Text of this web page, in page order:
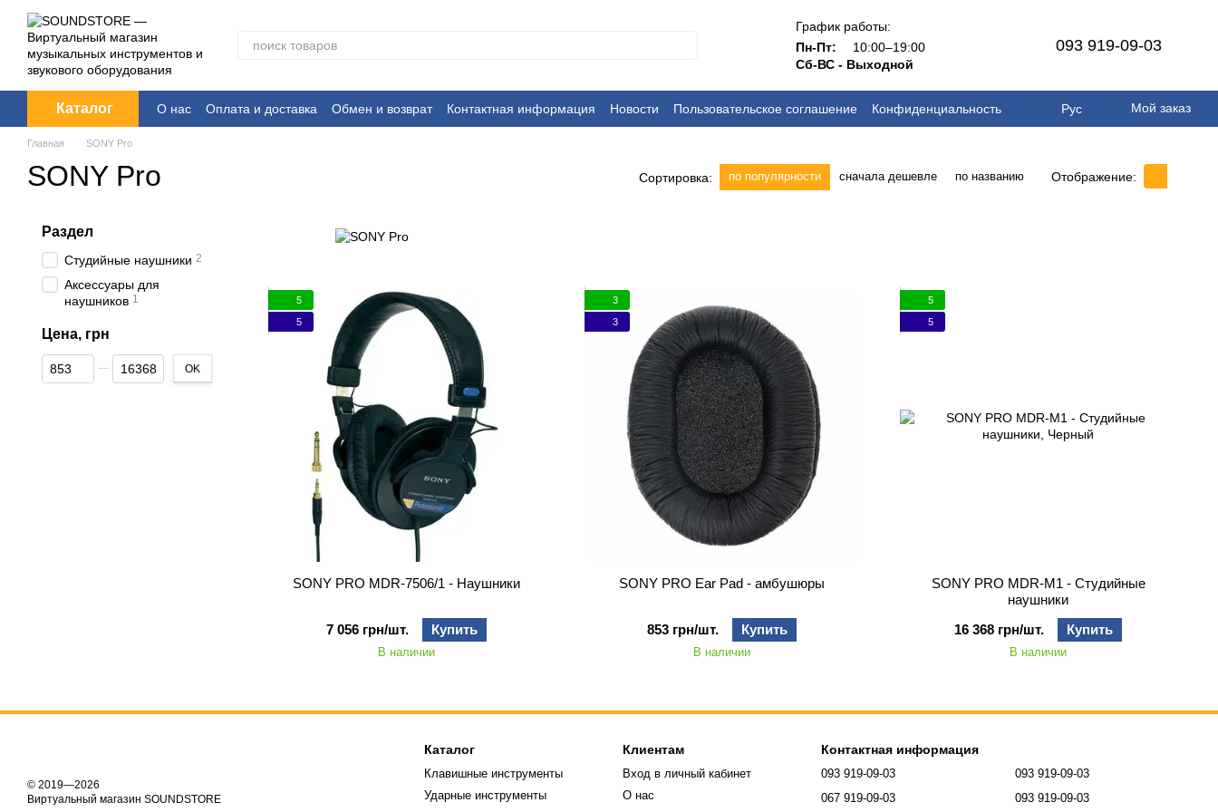
Перейти к основному контенту
График работы:
Пн-Пт:
10:00–19:00
Сб-ВС - Выходной
093 919-09-03
Каталог О нас Оплата и доставка Обмен и возврат Контактная информация Новости Пользовательское соглашение Конфиденциальность Рус Мой заказ
Главная SONY Pro
SONY Pro Сортировка: по популярности сначала дешевле по названию Отображение:
5
5
SONY PRO MDR-7506/1 - Наушники
7 056 грн/шт. Купить
В наличии
3
3
SONY PRO Ear Pad - амбушюры
853 грн/шт. Купить
В наличии
5
5
SONY PRO MDR-M1 - Студийные
наушники
16 368 грн/шт.
Купить
В наличии
Раздел
Студийные наушники 2
Аксессуары для
наушников 1
Цена, грн
От Цена, грн
До Цена, грн OK
© 2019—2026
Виртуальный магазин SOUNDSTORE
Каталог
Клавишные инструменты
Ударные инструменты
Клиентам
Вход в личный кабинет
О нас
Контактная информация
093 919-09-03
067 919-09-03
093 919-09-03
093 919-09-03